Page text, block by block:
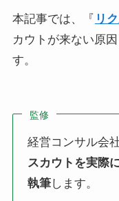
本記事では、『 リ
カウトが来ない原
す。
監修
経営コンサル会
スカウトを実際
執筆します。